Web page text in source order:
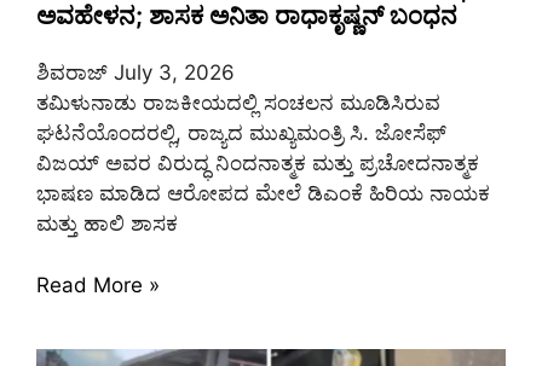
ಅವಹೇಳನ; ಶಾಸಕ ಅನಿತಾ ರಾಧಾಕೃಷ್ಣನ್ ಬಂಧನ
ಶಿವರಾಜ್ July 3, 2026
ತಮಿಳುನಾಡು ರಾಜಕೀಯದಲ್ಲಿ ಸಂಚಲನ ಮೂಡಿಸಿರುವ
ಘಟನೆಯೊಂದರಲ್ಲಿ, ರಾಜ್ಯದ ಮುಖ್ಯಮಂತ್ರಿ ಸಿ. ಜೋಸೆಫ್
ವಿಜಯ್ ಅವರ ವಿರುದ್ಧ ನಿಂದನಾತ್ಮಕ ಮತ್ತು ಪ್ರಚೋದನಾತ್ಮಕ
ಭಾಷಣ ಮಾಡಿದ ಆರೋಪದ ಮೇಲೆ ಡಿಎಂಕೆ ಹಿರಿಯ ನಾಯಕ
ಮತ್ತು ಹಾಲಿ ಶಾಸಕ
Read More »